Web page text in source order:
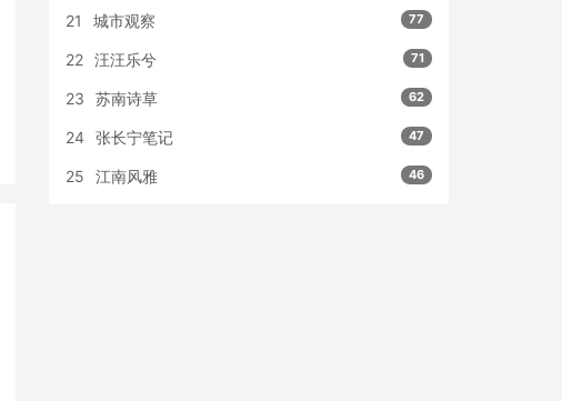
21 城市观察 77
22 汪汪乐兮 71
23 苏南诗草 62
24 张长宁笔记 47
25 江南风雅 46